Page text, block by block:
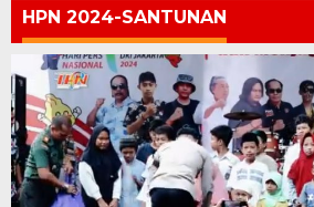
HPN 2024-SANTUNAN